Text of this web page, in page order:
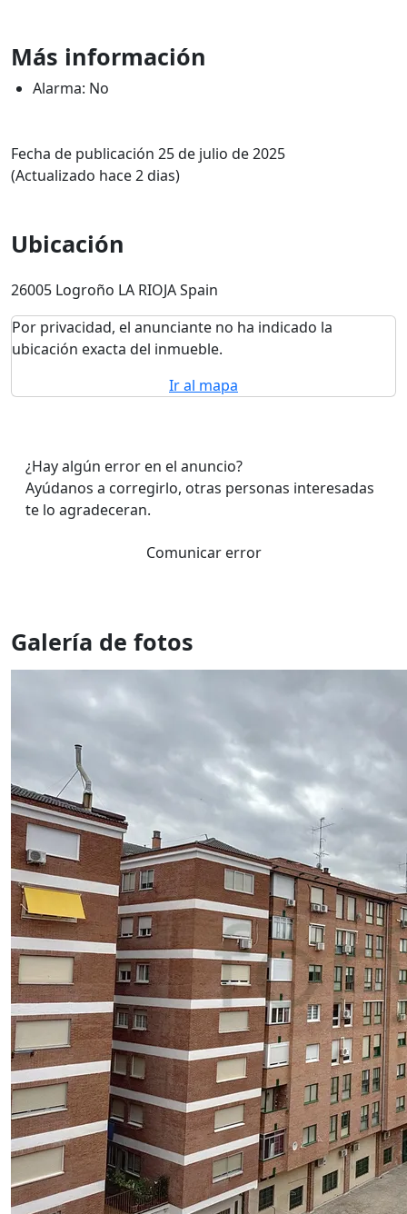
Más información
Alarma: No
Fecha de publicación 25 de julio de 2025
(Actualizado hace 2 dias)
Ubicación
26005 Logroño LA RIOJA Spain
Por privacidad, el anunciante no ha indicado la
ubicación exacta del inmueble.
Ir al mapa
¿Hay algún error en el anuncio?
Ayúdanos a corregirlo, otras personas interesadas
te lo agradeceran.
Comunicar error
Galería de fotos